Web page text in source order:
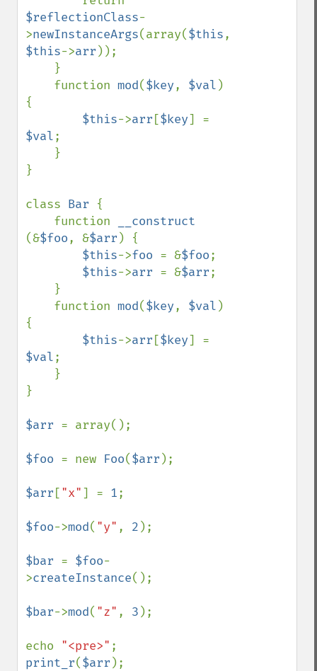
$reflectionClass-
>newInstanceArgs(array($this
$this->arr ));
    function
mod($key, $val )
{
$this->arr [$key
$val;
}
class Bar {
    function
(&$foo, &$arr ) {
$this->foo = &$foo;
$this->arr = &$arr;
    function
mod($key, $val )
{
$this->arr [$key
$val;
}
$arr = array();
$foo = new Foo($arr );
$arr ["x"] = 1;
$foo->mod( "y" , 2 );
$bar = $foo-
>createInstance();
$bar->mod( "z" , 3 );
echo "<pre>"
print_r($arr